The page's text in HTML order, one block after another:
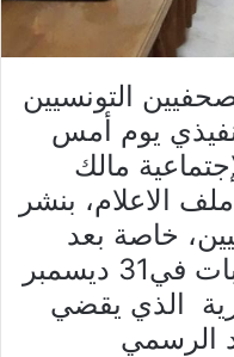
التونسيين
يوم أمس
مالك
الاعلام، بنشر
خاصة بعد
صدور الحكم القضائي البات في31 ديسمبر
الذي يقضي
الرسمي